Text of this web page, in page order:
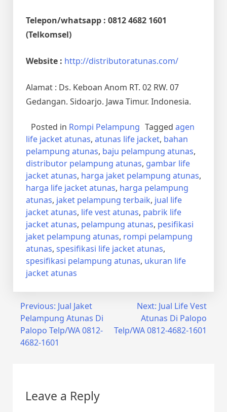
Telepon/whatsapp : 0812 4682 1601
(Telkomsel)
Website : http://distributoratunas.com/
Alamat : Ds. Keboan Anom RT. 02 RW. 07
Gedangan. Sidoarjo. Jawa Timur. Indonesia.
Posted in Rompi Pelampung Tagged agen
life jacket atunas, atunas life jacket, bahan
pelampung atunas, baju pelampung atunas,
distributor pelampung atunas, gambar life
jacket atunas, harga jaket pelampung atunas,
harga life jacket atunas, harga pelampung
atunas, jaket pelampung terbaik, jual life
jacket atunas, life vest atunas, pabrik life
jacket atunas, pelampung atunas, pesifikasi
jaket pelampung atunas, rompi pelampung
atunas, spesifikasi life jacket atunas,
spesifikasi pelampung atunas, ukuran life
jacket atunas
Post
navigation
Previous: Jual Jaket
Pelampung Atunas Di
Palopo Telp/WA 0812-
4682-1601
Next: Jual Life Vest
Atunas Di Palopo
Telp/WA 0812-4682-1601
Leave a Reply